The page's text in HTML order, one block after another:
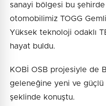
sanayi bölgesi bu
otomobilimiz TOGG
Yüksek teknoloji odaklı
hayat buldu.
KOBİ OSB projesiyle de
geleneğine yeni ve
şeklinde konuştu.